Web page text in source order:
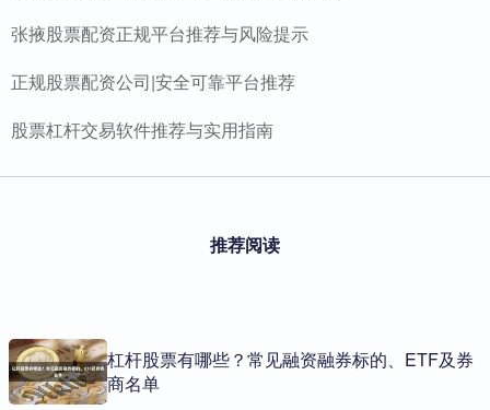
张掖股票配资正规平台推荐与风险提示
正规股票配资公司|安全可靠平台推荐
股票杠杆交易软件推荐与实用指南
推荐阅读
杠杆股票有哪些？常见融资融券标的、ETF及券
商名单